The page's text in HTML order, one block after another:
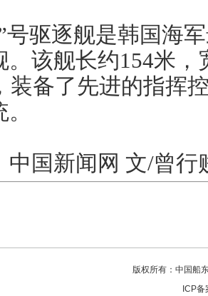
号驱逐舰是韩国海
。该舰长约154米，
装备了先进的指挥
中国新闻网 文/曾行
版权所有：中国船
ICP